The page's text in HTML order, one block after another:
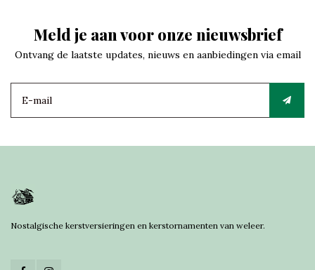
Meld je aan voor onze nieuwsbrief
Ontvang de laatste updates, nieuws en aanbiedingen via email
Nostalgische kerstversieringen en kerstornamenten van weleer.